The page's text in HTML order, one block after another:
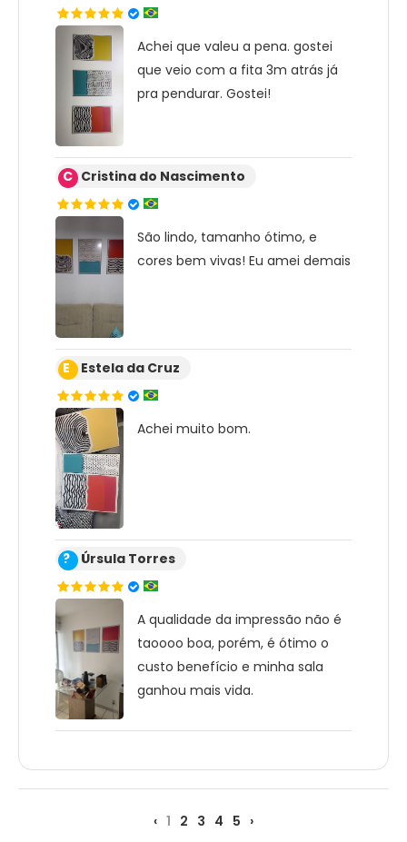
Achei que valeu a pena. gostei
que veio com a fita 3m atrás já
pra pendurar. Gostei!
C Cristina do Nascimento
São lindo, tamanho ótimo, e
cores bem vivas! Eu amei demais
E Estela da Cruz
Achei muito bom.
? Úrsula Torres
A qualidade da impressão não é
taoooo boa, porém, é ótimo o
custo benefício e minha sala
ganhou mais vida.
‹ 1 2 3 4 5 ›